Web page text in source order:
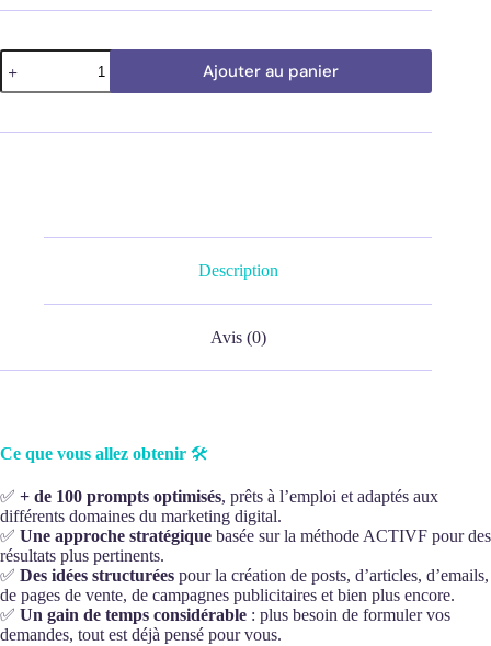
quantité
de
100
ChatGPT
Ajouter au panier
Description
Avis (0)
Ce que vous allez obtenir 🛠️
✅ + de 100 prompts optimisés, prêts à l’emploi et adaptés aux
différents domaines du marketing digital.
✅ Une approche stratégique basée sur la méthode ACTIVF pour des
résultats plus pertinents.
✅ Des idées structurées pour la création de posts, d’articles, d’emails,
de pages de vente, de campagnes publicitaires et bien plus encore.
✅ Un gain de temps considérable : plus besoin de formuler vos
demandes, tout est déjà pensé pour vous.